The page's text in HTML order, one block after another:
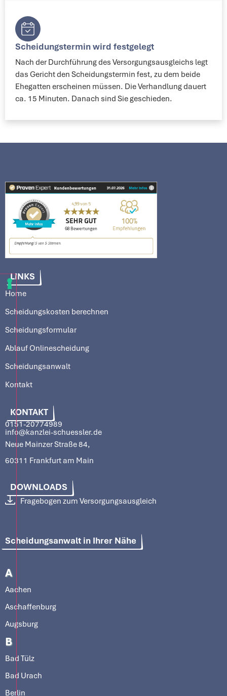
Scheidungstermin wird festgelegt​
Nach der Durchführung des Versorgungsausgleichs legt
das Gericht den Scheidungstermin fest, zu dem beide
Ehegatten erscheinen müssen. Die Verhandlung dauert
ca. 15 Minuten. Danach sind Sie geschieden.
LINKS
Home
Scheidungskosten berechnen
Scheidungsformular
Ablauf Onlinescheidung
Scheidungsanwalt
Kontakt
KONTAKT
0151-20774989
info@kanzlei-schuessler.de
Neue Mainzer Straße 84,
60311 Frankfurt am Main
DOWNLOADS
Fragebogen zum Versorgungsausgleich
Scheidungsanwalt in Ihrer Nähe
A
Aachen
Aschaffenburg
Augsburg
B
Bad Tülz
Bad Urach
Berlin